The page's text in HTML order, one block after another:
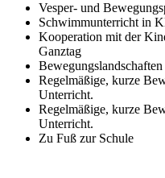
Vesper- und
Schwimmunterricht in
Kooperation mit der
Ganztag
Bewegungslandschaften
Regelmäßige, kurze
Unterricht.
Regelmäßige, kurze
Unterricht.
Zu Fuß zur Schule